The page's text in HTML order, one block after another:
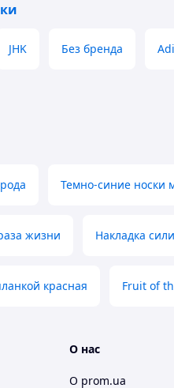
JHK Без бренда
Темно-синие носки
жизни Накладка
красная Fruit of
О нас
О prom.ua